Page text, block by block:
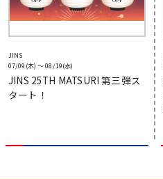
JINS
07/09(木) 〜 08/19(水)
JINS 25TH MATSURI 第三弾ス
タート！